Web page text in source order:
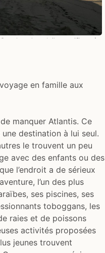
Coucher de soleil magnifique à
en famille aux
manquer Atlantis. Ce
destination à lui seul.
le trouvent un peu
avec des enfants ou des
l’endroit a de sérieux
l’un des plus
ses piscines, ses
toboggans, les
raies et de poissons
activités proposées
jeunes trouvent